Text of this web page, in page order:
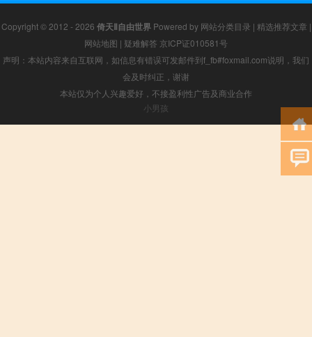
Copyright © 2012 - 2026 倚天Ⅱ自由世界Powered by 网站分类目录 | 精选推荐文章 |
网站地图 | 疑难解答 京ICP证010581号
声明：本站内容来自互联网，如信息有错误可发邮件到f_fb#foxmail.com说明，我们
会及时纠正，谢谢
本站仅为个人兴趣爱好，不接盈利性广告及商业合作
小男孩